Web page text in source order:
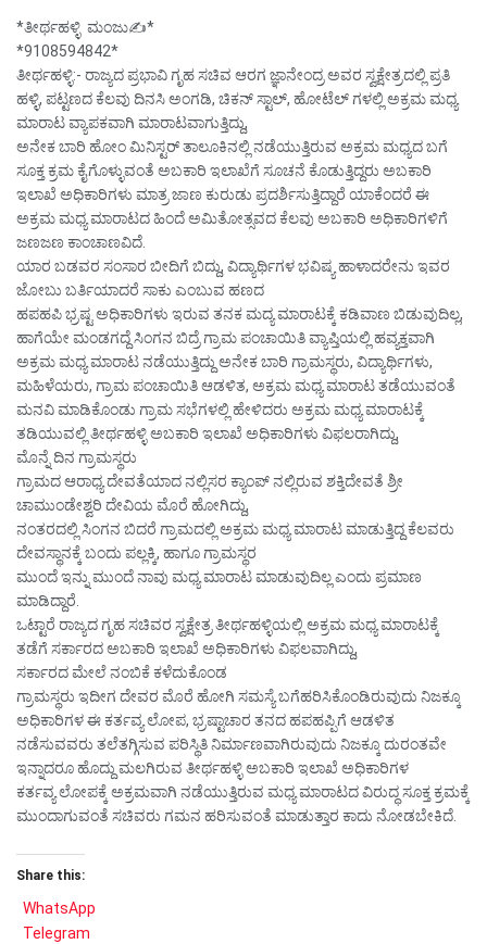
*ತೀರ್ಥಹಳ್ಳಿ ಮಂಜು✍️*
*9108594842*
ತೀರ್ಥಹಳ್ಳಿ:- ರಾಜ್ಯದ ಪ್ರಭಾವಿ ಗೃಹ ಸಚಿವ ಆರಗ ಜ್ಞಾನೇಂದ್ರ ಅವರ ಸ್ವಕ್ಷೇತ್ರದಲ್ಲಿ ಪ್ರತಿ
ಹಳ್ಳಿ, ಪಟ್ಟಣದ ಕೆಲವು ದಿನಸಿ ಅಂಗಡಿ, ಚಿಕನ್ ಸ್ಟಾಲ್, ಹೋಟೆಲ್ ಗಳಲ್ಲಿ ಅಕ್ರಮ ಮಧ್ಯ
ಮಾರಾಟ ವ್ಯಾಪಕವಾಗಿ ಮಾರಾಟವಾಗುತ್ತಿದ್ದು,
ಅನೇಕ ಬಾರಿ ಹೋಂ ಮಿನಿಸ್ಟರ್ ತಾಲೂಕಿನಲ್ಲಿ ನಡೆಯುತ್ತಿರುವ ಅಕ್ರಮ ಮಧ್ಯದ ಬಗೆ
ಸೂಕ್ತ ಕ್ರಮ ಕೈಗೊಳ್ಳುವಂತೆ ಅಬಕಾರಿ ಇಲಾಖೆಗೆ ಸೂಚನೆ ಕೊಡುತ್ತಿದ್ದರು ಅಬಕಾರಿ
ಇಲಾಖೆ ಅಧಿಕಾರಿಗಳು ಮಾತ್ರ ಜಾಣ ಕುರುಡು ಪ್ರದರ್ಶಿಸುತ್ತಿದ್ದಾರೆ ಯಾಕೆಂದರೆ ಈ
ಅಕ್ರಮ ಮಧ್ಯ ಮಾರಾಟದ ಹಿಂದೆ ಅಮಿತೋತ್ಸವದ ಕೆಲವು ಅಬಕಾರಿ ಅಧಿಕಾರಿಗಳಿಗೆ
ಜಣಜಣ ಕಾಂಚಾಣವಿದೆ.
ಯಾರ ಬಡವರ ಸಂಸಾರ ಬೀದಿಗೆ ಬಿದ್ದು, ವಿದ್ಯಾರ್ಥಿಗಳ ಭವಿಷ್ಯ ಹಾಳಾದರೇನು ಇವರ
ಜೋಬು ಬರ್ತಿಯಾದರೆ ಸಾಕು ಎಂಬುವ ಹಣದ
ಹಪಹಪಿ ಭ್ರಷ್ಟ ಅಧಿಕಾರಿಗಳು ಇರುವ ತನಕ ಮದ್ಯ ಮಾರಾಟಕ್ಕೆ ಕಡಿವಾಣ ಬಿಡುವುದಿಲ್ಲ,
ಹಾಗೆಯೇ ಮಂಡಗದ್ದೆ ಸಿಂಗನ ಬಿದ್ರೆ ಗ್ರಾಮ ಪಂಚಾಯಿತಿ ವ್ಯಾಪ್ತಿಯಲ್ಲಿ ಹವ್ಯಕ್ತವಾಗಿ
ಅಕ್ರಮ ಮಧ್ಯ ಮಾರಾಟ ನಡೆಯುತ್ತಿದ್ದು ಅನೇಕ ಬಾರಿ ಗ್ರಾಮಸ್ಥರು, ವಿದ್ಯಾರ್ಥಿಗಳು,
ಮಹಿಳೆಯರು, ಗ್ರಾಮ ಪಂಚಾಯಿತಿ ಆಡಳಿತ, ಅಕ್ರಮ ಮಧ್ಯ ಮಾರಾಟ ತಡೆಯುವಂತೆ
ಮನವಿ ಮಾಡಿಕೊಂಡು ಗ್ರಾಮ ಸಭೆಗಳಲ್ಲಿ ಹೇಳಿದರು ಅಕ್ರಮ ಮಧ್ಯ ಮಾರಾಟಕ್ಕೆ
ತಡಿಯುವಲ್ಲಿ ತೀರ್ಥಹಳ್ಳಿ ಅಬಕಾರಿ ಇಲಾಖೆ ಅಧಿಕಾರಿಗಳು ವಿಫಲರಾಗಿದ್ದು,
ಮೊನ್ನೆ ದಿನ ಗ್ರಾಮಸ್ಥರು
ಗ್ರಾಮದ ಆರಾಧ್ಯ ದೇವತೆಯಾದ ನಲ್ಲಿಸರ ಕ್ಯಾಂಪ್ ನಲ್ಲಿರುವ ಶಕ್ತಿದೇವತೆ ಶ್ರೀ
ಚಾಮುಂಡೇಶ್ವರಿ ದೇವಿಯ ಮೊರೆ ಹೋಗಿದ್ದು,
ನಂತರದಲ್ಲಿ ಸಿಂಗನ ಬಿದರೆ ಗ್ರಾಮದಲ್ಲಿ ಅಕ್ರಮ ಮಧ್ಯ ಮಾರಾಟ ಮಾಡುತ್ತಿದ್ದ ಕೆಲವರು
ದೇವಸ್ಥಾನಕ್ಕೆ ಬಂದು ಪಲ್ಲಕ್ಕಿ, ಹಾಗೂ ಗ್ರಾಮಸ್ಥರ
ಮುಂದೆ ಇನ್ನು ಮುಂದೆ ನಾವು ಮಧ್ಯ ಮಾರಾಟ ಮಾಡುವುದಿಲ್ಲ ಎಂದು ಪ್ರಮಾಣ
ಮಾಡಿದ್ದಾರೆ.
ಒಟ್ಟಾರೆ ರಾಜ್ಯದ ಗೃಹ ಸಚಿವರ ಸ್ವಕ್ಷೇತ್ರ ತೀರ್ಥಹಳ್ಳಿಯಲ್ಲಿ ಅಕ್ರಮ ಮಧ್ಯ ಮಾರಾಟಕ್ಕೆ
ತಡೆಗೆ ಸರ್ಕಾರದ ಅಬಕಾರಿ ಇಲಾಖೆ ಅಧಿಕಾರಿಗಳು ವಿಫಲವಾಗಿದ್ದು,
ಸರ್ಕಾರದ ಮೇಲೆ ನಂಬಿಕೆ ಕಳೆದುಕೊಂಡ
ಗ್ರಾಮಸ್ಥರು ಇದೀಗ ದೇವರ ಮೊರೆ ಹೋಗಿ ಸಮಸ್ಯೆ ಬಗೆಹರಿಸಿಕೊಂಡಿರುವುದು ನಿಜಕ್ಕೂ
ಅಧಿಕಾರಿಗಳ ಈ ಕರ್ತವ್ಯ ಲೋಪ, ಭ್ರಷ್ಟಾಚಾರ ತನದ ಹಪಹಪ್ಪಿಗೆ ಆಡಳಿತ
ನಡೆಸುವವರು ತಲೆತಗ್ಗಿಸುವ ಪರಿಸ್ಥಿತಿ ನಿರ್ಮಾಣವಾಗಿರುವುದು ನಿಜಕ್ಕೂ ದುರಂತವೇ
ಇನ್ನಾದರೂ ಹೊದ್ದು ಮಲಗಿರುವ ತೀರ್ಥಹಳ್ಳಿ ಅಬಕಾರಿ ಇಲಾಖೆ ಅಧಿಕಾರಿಗಳ
ಕರ್ತವ್ಯ ಲೋಪಕ್ಕೆ ಅಕ್ರಮವಾಗಿ ನಡೆಯುತ್ತಿರುವ ಮಧ್ಯ ಮಾರಾಟದ ವಿರುದ್ಧ ಸೂಕ್ತ ಕ್ರಮಕ್ಕೆ
ಮುಂದಾಗುವಂತೆ ಸಚಿವರು ಗಮನ ಹರಿಸುವಂತೆ ಮಾಡುತ್ತಾರ ಕಾದು ನೋಡಬೇಕಿದೆ.
Share this:
WhatsApp
Telegram